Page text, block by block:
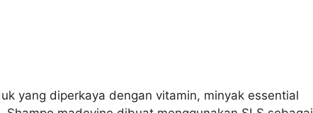
yang diperkaya dengan vitamin, minyak essential